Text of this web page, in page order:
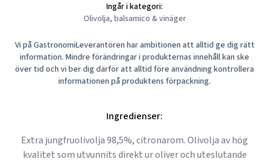
Ingår i kategori:
Olivolja, balsamico & vinäger
Vi på GastronomiLeverantören har ambitionen att alltid ge dig rätt
information. Mindre förändringar i produkternas innehåll kan ske
över tid och vi ber dig därför att alltid före användning kontrollera
informationen på produktens förpackning.
Ingredienser:
Extra jungfruolivolja 98,5%, citronarom. Olivolja av hög
kvalitet som utvunnits direkt ur oliver och uteslutande